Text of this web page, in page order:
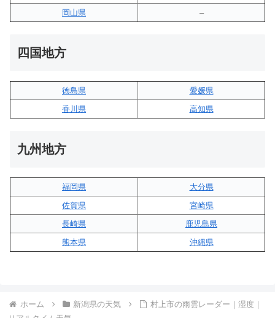
岡山県
–
四国地方
徳島県
愛媛県
香川県
高知県
九州地方
福岡県
大分県
佐賀県
宮崎県
長崎県
鹿児島県
熊本県
沖縄県
ホーム 新潟県の天気
村上市の雨雲レーダー｜湿度｜